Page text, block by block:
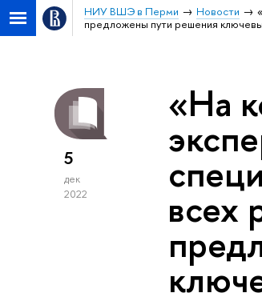
НИУ ВШЭ в Перми Новости
предложены пути решения
5
дек
2022
«На
всех